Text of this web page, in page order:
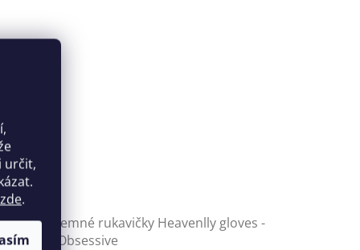
určit,
zde.
-
Jemné rukavičky Heavenlly gloves -
Obsessive